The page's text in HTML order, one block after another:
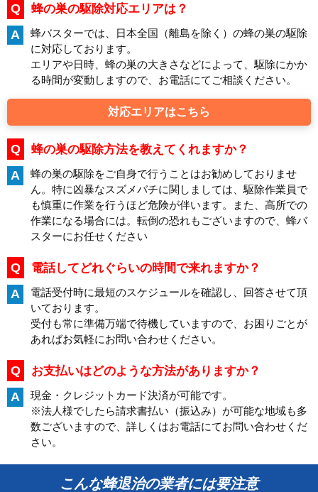
Q 蜂の巣の駆除対応エリアは？
A
蜂バスターでは、日本全国（離島を除く）の蜂の巣の駆除
に対応しております。
エリアや日時、蜂の巣の大きさなどによって、駆除にかか
る時間が変動しますので、お電話にてご相談ください。
対応エリアはこちら
Q 蜂の巣の駆除方法を教えてくれますか？
A
蜂の巣の駆除をご自身で行うことはお勧めしておりませ
ん。特に凶暴なスズメバチに関しましては、駆除作業員で
も慎重に作業を行うほど危険が伴います。また、高所での
作業になる場合には。転倒の恐れもございますので、蜂バ
スターにお任せください
Q 電話してどれぐらいの時間で来れますか？
A
電話受付時に最短のスケジュールを確認し、回答させて頂
いております。
受付も常に準備万端で待機していますので、お困りごとが
あればお気軽にお問い合わせください。
Q お支払いはどのような方法がありますか？
A
現金・クレジットカード決済が可能です。
※法人様でしたら請求書払い（振込み）が可能な地域も多
数ございますので、詳しくはお電話にてお問い合わせくだ
さい。
こんな蜂退治の業者には要注意